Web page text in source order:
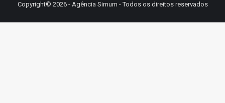
Copyright© 2026 - Agência Simum - Todos os direitos reservados